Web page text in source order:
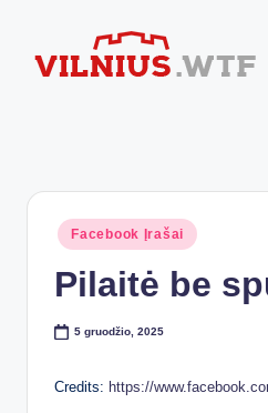
Ibuto
durimis
Posted
in
Facebook Įrašai
Pilaitė be
5 gruodžio, 2025
Credits: https://